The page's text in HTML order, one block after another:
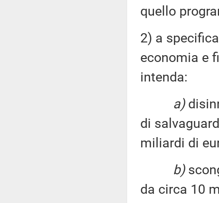
quello
2) a
economia e
intenda:
a)
di
miliardi di
b)
da circa 10